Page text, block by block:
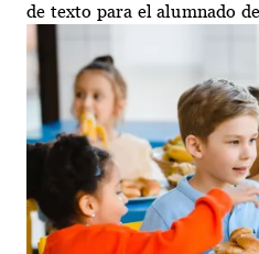
de texto para el alumnado